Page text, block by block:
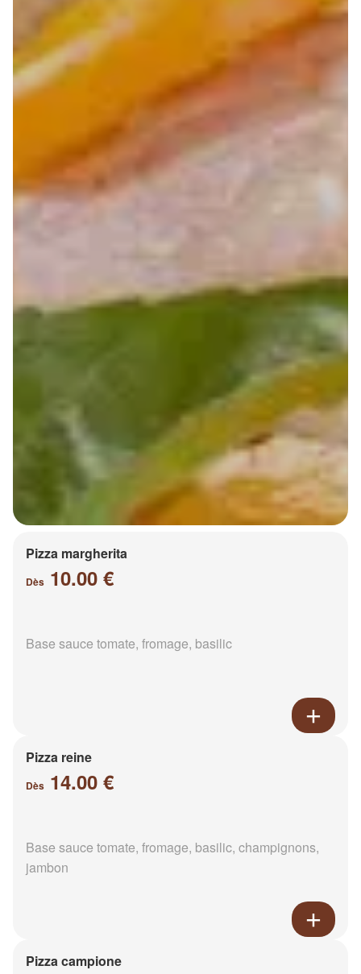
Pizza margherita
Dès 10.00 €
Base sauce tomate, fromage, basilic
Pizza reine
Dès 14.00 €
Base sauce tomate, fromage, basilic, champignons,
jambon
Pizza campione